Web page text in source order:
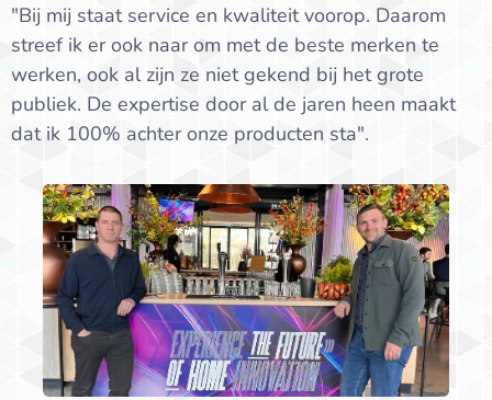
"Bij mij staat service en kwaliteit voorop. Daarom
streef ik er ook naar om met de beste merken te
werken, ook al zijn ze niet gekend bij het grote
publiek. De expertise door al de jaren heen maakt
dat ik 100% achter onze producten sta".